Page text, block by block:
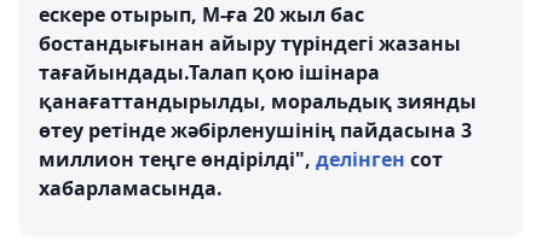
ескере отырып, М-ға 20 жыл бас
бостандығынан айыру түріндегі жазаны
тағайындады.Талап қою ішінара
қанағаттандырылды, моральдық зиянды
өтеу ретінде жәбірленушінің пайдасына 3
миллион теңге өндірілді", делінген сот
хабарламасында.